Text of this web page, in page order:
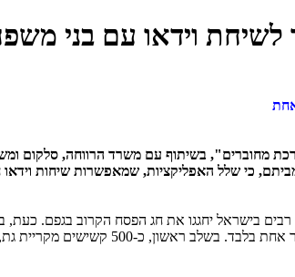
וידאו עם בני
מחוברים", בשיתוף עם משרד הרווחה, סלקום
כי שלל האפליקציות, שמאפשרות שיחות וידאו
בישראל יחגגו את חג הפסח הקרוב בגפם. כעת,
יוכלו קשישים לשוחח עם בני משפחתם בשיחת וידאו, וזאת בלחיצת כפתור אחת